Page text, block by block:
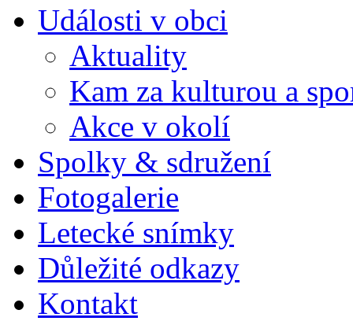
Události v obci
Aktuality
Kam za kulturou a
Akce v okolí
Spolky & sdružení
Fotogalerie
Letecké snímky
Důležité odkazy
Kontakt